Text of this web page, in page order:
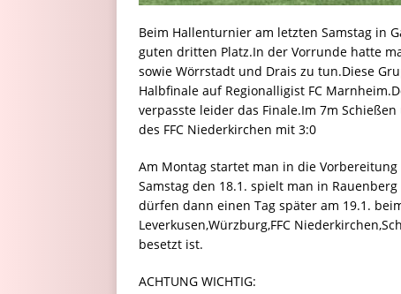
Beim Hallenturnier am letzten Samstag in
guten dritten Platz.In der Vorrunde hatte
sowie Wörrstadt und Drais zu tun.Diese
Halbfinale auf Regionalligist FC
verpasste leider das Finale.Im 7m
des FFC Niederkirchen mit 3:0
Am Montag startet man in die
Samstag den 18.1. spielt man in
dürfen dann einen Tag später am 19.1.
Leverkusen,Würzburg,FFC
besetzt ist.
ACHTUNG WICHTIG: